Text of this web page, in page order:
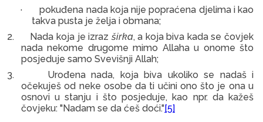
·pokuđena nada koja nije popraćena djelima i kao
takva pusta je želja i obmana;
2. Nada koja je izraz širka, a koja biva kada se čovjek
nada nekome drugome mimo Allaha u onome što
posjeduje samo Svevišnji Allah;
3. Urođena nada, koja biva ukoliko se nadaš i
očekuješ od neke osobe da ti učini ono što je ona u
osnovi u stanju i što posjeduje, kao npr. da kažeš
čovjeku: "Nadam se da ćeš doći."[5]